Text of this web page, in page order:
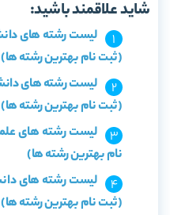
شاید علاقمند باشید:
(ثبت نام بهترین رشته ها)
(ثبت نام بهترین رشته ها)
نام بهترین رشته ها)
(ثبت نام بهترین رشته ها)